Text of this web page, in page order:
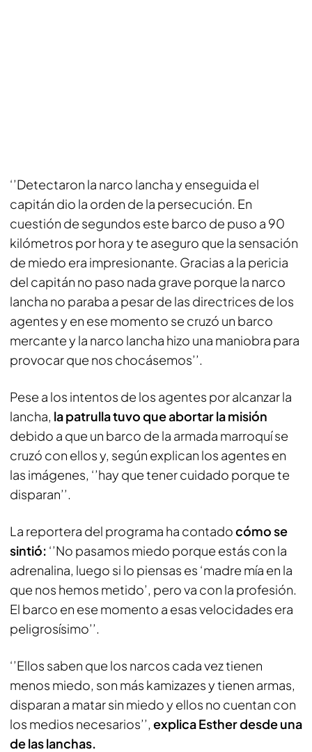
‘’Detectaron la narco lancha y enseguida el
capitán dio la orden de la persecución. En
cuestión de segundos este barco de puso a 90
kilómetros por hora y te aseguro que la sensación
de miedo era impresionante. Gracias a la pericia
del capitán no paso nada grave porque la narco
lancha no paraba a pesar de las directrices de los
agentes y en ese momento se cruzó un barco
mercante y la narco lancha hizo una maniobra para
provocar que nos chocásemos’’.
Pese a los intentos de los agentes por alcanzar la
lancha, la patrulla tuvo que abortar la misión
debido a que un barco de la armada marroquí se
cruzó con ellos y, según explican los agentes en
las imágenes, ‘’hay que tener cuidado porque te
disparan’’.
La reportera del programa ha contadocómo se
sintió: ‘’No pasamos miedo porque estás con la
adrenalina, luego si lo piensas es ‘madre mía en la
que nos hemos metido’, pero va con la profesión.
El barco en ese momento a esas velocidades era
peligrosísimo’’.
‘’Ellos saben que los narcos cada vez tienen
menos miedo, son más kamizazes y tienen armas,
disparan a matar sin miedo y ellos no cuentan con
los medios necesarios’’, explica Esther desde una
de las lanchas.